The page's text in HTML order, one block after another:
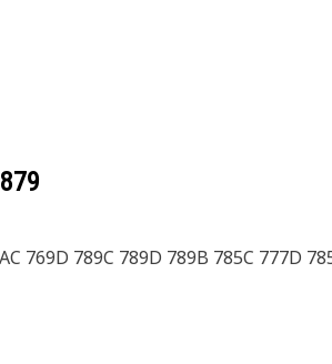
769D 789C 789D 789B 785C 777D